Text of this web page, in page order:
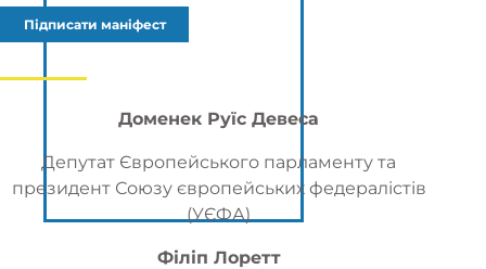
Підписати маніфест
Доменек Руїс Девеса
Депутат Європейського парламенту та
президент Союзу європейських федералістів
(УЄФА)
Філіп Лоретт